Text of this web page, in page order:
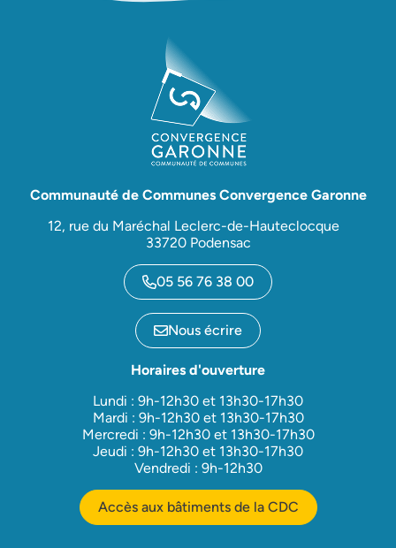
Communauté de Communes Convergence Garonne
12, rue du Maréchal Leclerc-de-Hauteclocque
33720 Podensac
05 56 76 38 00
Nous écrire
Horaires d'ouverture
Lundi : 9h-12h30 et 13h30-17h30
Mardi : 9h-12h30 et 13h30-17h30
Mercredi : 9h-12h30 et 13h30-17h30
Jeudi : 9h-12h30 et 13h30-17h30
Vendredi : 9h-12h30
Accès aux bâtiments de la CDC